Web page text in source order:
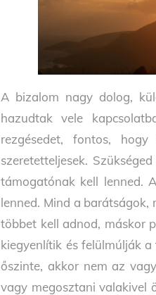
A bizalom nagy dolog,
hazudtak vele
rezgésedet, fontos,
szeretetteljesek.
támogatónak kell lenned.
lenned. Mind a barátságok,
többet kell adnod, máskor
kiegyenlítik és felülmúlják a
őszinte, akkor nem az
vagy megosztanivalakivel